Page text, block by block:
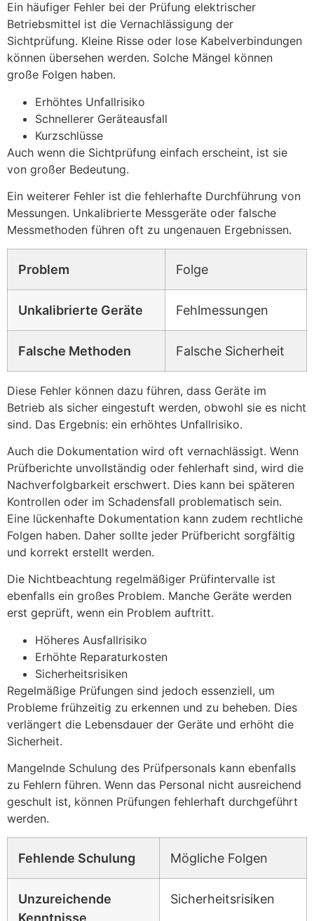
Ein häufiger Fehler bei der Prüfung elektrischer
Betriebsmittel ist die Vernachlässigung der
Sichtprüfung. Kleine Risse oder lose Kabelverbindungen
können übersehen werden. Solche Mängel können
große Folgen haben.
Erhöhtes Unfallrisiko
Schnellerer Geräteausfall
Kurzschlüsse
Auch wenn die Sichtprüfung einfach erscheint, ist sie
von großer Bedeutung.
Ein weiterer Fehler ist die fehlerhafte Durchführung von
Messungen. Unkalibrierte Messgeräte oder falsche
Messmethoden führen oft zu ungenauen Ergebnissen.
Problem Folge
Unkalibrierte Geräte Fehlmessungen
Falsche Methoden Falsche Sicherheit
Diese Fehler können dazu führen, dass Geräte im
Betrieb als sicher eingestuft werden, obwohl sie es nicht
sind. Das Ergebnis: ein erhöhtes Unfallrisiko.
Auch die Dokumentation wird oft vernachlässigt. Wenn
Prüfberichte unvollständig oder fehlerhaft sind, wird die
Nachverfolgbarkeit erschwert. Dies kann bei späteren
Kontrollen oder im Schadensfall problematisch sein.
Eine lückenhafte Dokumentation kann zudem rechtliche
Folgen haben. Daher sollte jeder Prüfbericht sorgfältig
und korrekt erstellt werden.
Die Nichtbeachtung regelmäßiger Prüfintervalle ist
ebenfalls ein großes Problem. Manche Geräte werden
erst geprüft, wenn ein Problem auftritt.
Höheres Ausfallrisiko
Erhöhte Reparaturkosten
Sicherheitsrisiken
Regelmäßige Prüfungen sind jedoch essenziell, um
Probleme frühzeitig zu erkennen und zu beheben. Dies
verlängert die Lebensdauer der Geräte und erhöht die
Sicherheit.
Mangelnde Schulung des Prüfpersonals kann ebenfalls
zu Fehlern führen. Wenn das Personal nicht ausreichend
geschult ist, können Prüfungen fehlerhaft durchgeführt
werden.
Fehlende Schulung Mögliche Folgen
Unzureichende
Kenntnisse
Sicherheitsrisiken